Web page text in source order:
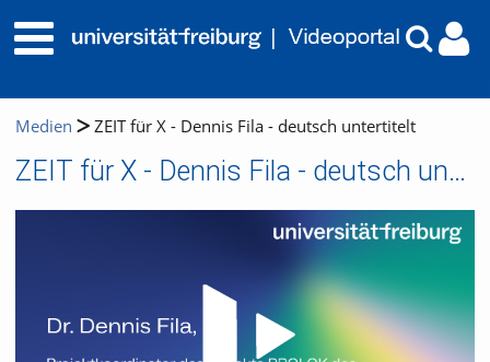
Medien ZEIT für X - Dennis Fila - deutsch untertitelt
ZEIT für X - Dennis Fila - deutsch untertitelt